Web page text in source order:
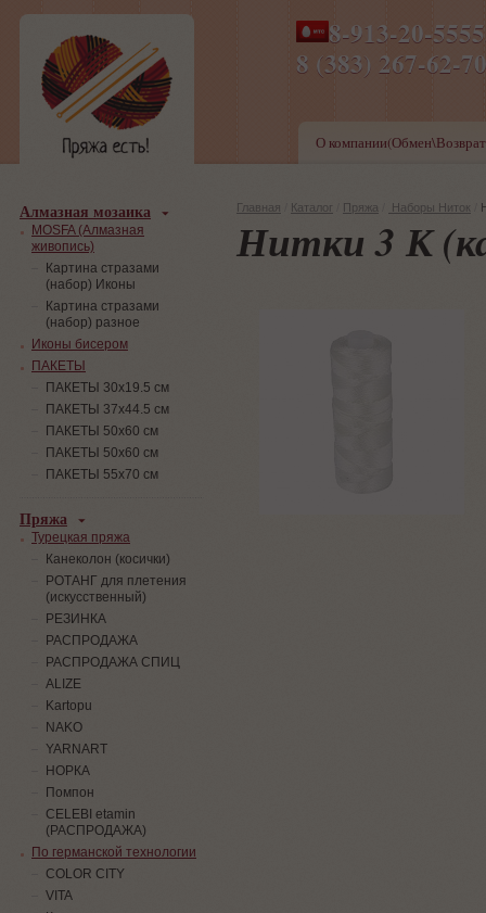
8-913-20-
8 (383) 267-
ПН-ПТ 8-17,СБ-ВС 9-
О
Главная Каталог Пряжа Наборы Ниток
Нитки 3 К
Алмазная мозаика
MOSFA (Алмазная
живопись)
Картина стразами
(набор) Иконы
Картина стразами
(набор) разное
Иконы бисером
ПАКЕТЫ
ПАКЕТЫ 30х19.5 см
ПАКЕТЫ 37х44.5 см
ПАКЕТЫ 50х60 см
ПАКЕТЫ 50х60 см
ПАКЕТЫ 55х70 см
Пряжа
Турецкая пряжа
Канеколон (косички)
РОТАНГ для плетения
(искусственный)
PЕЗИНКА
РАСПРОДАЖА
РАСПРОДАЖА СПИЦ
ALIZE
Kartopu
NAKO
YARNART
НОРКА
Помпон
СELEBI etamin
(РАСПРОДАЖА)
По германской технологии
COLOR CITY
VITA